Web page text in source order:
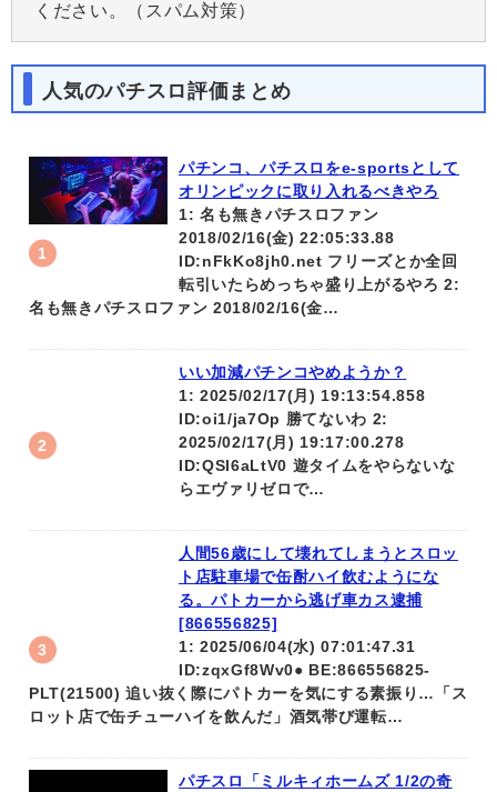
ください。（スパム対策）
人気のパチスロ評価まとめ
パチンコ、パチスロをe-sportsとして
オリンピックに取り入れるべきやろ
1: 名も無きパチスロファン
2018/02/16(金) 22:05:33.88
ID:nFkKo8jh0.net フリーズとか全回
転引いたらめっちゃ盛り上がるやろ 2:
名も無きパチスロファン 2018/02/16(金…
いい加減パチンコやめようか？
1: 2025/02/17(月) 19:13:54.858
ID:oi1/ja7Op 勝てないわ 2:
2025/02/17(月) 19:17:00.278
ID:QSI6aLtV0 遊タイムをやらないな
らエヴァリゼロで…
人間56歳にして壊れてしまうとスロッ
ト店駐車場で缶酎ハイ飲むようにな
る。パトカーから逃げ車カス逮捕
[866556825]
1: 2025/06/04(水) 07:01:47.31
ID:zqxGf8Wv0● BE:866556825-
PLT(21500) 追い抜く際にパトカーを気にする素振り…「ス
ロット店で缶チューハイを飲んだ」酒気帯び運転…
パチスロ「ミルキィホームズ 1/2の奇